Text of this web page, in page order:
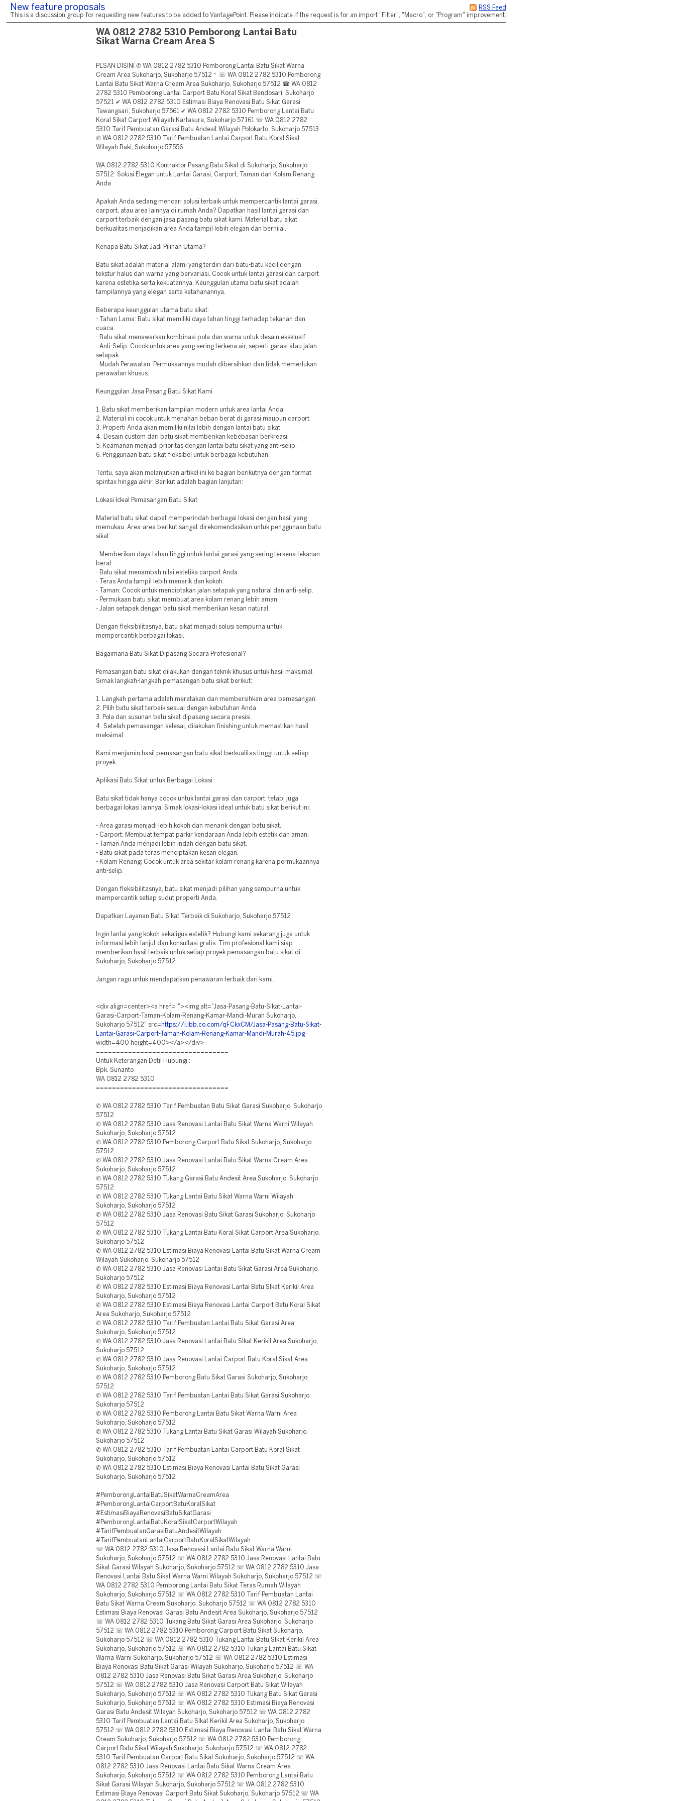
RSS Feed
New feature proposals
This is a discussion group for requesting new features to be added to VantagePoint. Please indicate if the request is for an import "Filter", "Macro", or "Program" improvement.
WA 0812 2782 5310 Pemborong Lantai Batu
Sikat Warna Cream Area S
PESAN DISINI ✆ WA 0812 2782 5310 Pemborong Lantai Batu Sikat Warna
Cream Area Sukoharjo, Sukoharjo 57512 ~ ☏ WA 0812 2782 5310 Pemborong
Lantai Batu Sikat Warna Cream Area Sukoharjo, Sukoharjo 57512 ☎ WA 0812
2782 5310 Pemborong Lantai Carport Batu Koral Sikat Bendosari, Sukoharjo
57521 ✔ WA 0812 2782 5310 Estimasi Biaya Renovasi Batu Sikat Garasi
Tawangsari, Sukoharjo 57561 ✔ WA 0812 2782 5310 Pemborong Lantai Batu
Koral Sikat Carport Wilayah Kartasura, Sukoharjo 57161 ☏ WA 0812 2782
5310 Tarif Pembuatan Garasi Batu Andesit Wilayah Polokarto, Sukoharjo 57513
✆ WA 0812 2782 5310 Tarif Pembuatan Lantai Carport Batu Koral Sikat
Wilayah Baki, Sukoharjo 57556
WA 0812 2782 5310 Kontraktor Pasang Batu Sikat di Sukoharjo, Sukoharjo
57512: Solusi Elegan untuk Lantai Garasi, Carport, Taman dan Kolam Renang
Anda
Apakah Anda sedang mencari solusi terbaik untuk mempercantik lantai garasi,
carport, atau area lainnya di rumah Anda? Dapatkan hasil lantai garasi dan
carport terbaik dengan jasa pasang batu sikat kami. Material batu sikat
berkualitas menjadikan area Anda tampil lebih elegan dan bernilai.
Kenapa Batu Sikat Jadi Pilihan Utama?
Batu sikat adalah material alami yang terdiri dari batu-batu kecil dengan
tekstur halus dan warna yang bervariasi. Cocok untuk lantai garasi dan carport
karena estetika serta kekuatannya. Keunggulan utama batu sikat adalah
tampilannya yang elegan serta ketahanannya.
Beberapa keunggulan utama batu sikat:
- Tahan Lama: Batu sikat memiliki daya tahan tinggi terhadap tekanan dan
cuaca.
- Batu sikat menawarkan kombinasi pola dan warna untuk desain eksklusif.
- Anti-Selip: Cocok untuk area yang sering terkena air, seperti garasi atau jalan
setapak.
- Mudah Perawatan: Permukaannya mudah dibersihkan dan tidak memerlukan
perawatan khusus.
Keunggulan Jasa Pasang Batu Sikat Kami
1. Batu sikat memberikan tampilan modern untuk area lantai Anda.
2. Material ini cocok untuk menahan beban berat di garasi maupun carport.
3. Properti Anda akan memiliki nilai lebih dengan lantai batu sikat.
4. Desain custom dari batu sikat memberikan kebebasan berkreasi.
5. Keamanan menjadi prioritas dengan lantai batu sikat yang anti-selip.
6. Penggunaan batu sikat fleksibel untuk berbagai kebutuhan.
Tentu, saya akan melanjutkan artikel ini ke bagian berikutnya dengan format
spintax hingga akhir. Berikut adalah bagian lanjutan:
Lokasi Ideal Pemasangan Batu Sikat
Material batu sikat dapat memperindah berbagai lokasi dengan hasil yang
memukau. Area-area berikut sangat direkomendasikan untuk penggunaan batu
sikat:
- Memberikan daya tahan tinggi untuk lantai garasi yang sering terkena tekanan
berat.
- Batu sikat menambah nilai estetika carport Anda.
- Teras Anda tampil lebih menarik dan kokoh.
- Taman: Cocok untuk menciptakan jalan setapak yang natural dan anti-selip.
- Permukaan batu sikat membuat area kolam renang lebih aman.
- Jalan setapak dengan batu sikat memberikan kesan natural.
Dengan fleksibilitasnya, batu sikat menjadi solusi sempurna untuk
mempercantik berbagai lokasi.
Bagaimana Batu Sikat Dipasang Secara Profesional?
Pemasangan batu sikat dilakukan dengan teknik khusus untuk hasil maksimal.
Simak langkah-langkah pemasangan batu sikat berikut:
1. Langkah pertama adalah meratakan dan membersihkan area pemasangan.
2. Pilih batu sikat terbaik sesuai dengan kebutuhan Anda.
3. Pola dan susunan batu sikat dipasang secara presisi.
4. Setelah pemasangan selesai, dilakukan finishing untuk memastikan hasil
maksimal.
Kami menjamin hasil pemasangan batu sikat berkualitas tinggi untuk setiap
proyek.
Aplikasi Batu Sikat untuk Berbagai Lokasi
Batu sikat tidak hanya cocok untuk lantai garasi dan carport, tetapi juga
berbagai lokasi lainnya. Simak lokasi-lokasi ideal untuk batu sikat berikut ini:
- Area garasi menjadi lebih kokoh dan menarik dengan batu sikat.
- Carport: Membuat tempat parkir kendaraan Anda lebih estetik dan aman.
- Taman Anda menjadi lebih indah dengan batu sikat.
- Batu sikat pada teras menciptakan kesan elegan.
- Kolam Renang: Cocok untuk area sekitar kolam renang karena permukaannya
anti-selip.
Dengan fleksibilitasnya, batu sikat menjadi pilihan yang sempurna untuk
mempercantik setiap sudut properti Anda.
Dapatkan Layanan Batu Sikat Terbaik di Sukoharjo, Sukoharjo 57512
Ingin lantai yang kokoh sekaligus estetik? Hubungi kami sekarang juga untuk
informasi lebih lanjut dan konsultasi gratis. Tim profesional kami siap
memberikan hasil terbaik untuk setiap proyek pemasangan batu sikat di
Sukoharjo, Sukoharjo 57512.
Jangan ragu untuk mendapatkan penawaran terbaik dari kami.
<div align=center><a href=""><img alt="Jasa-Pasang-Batu-Sikat-Lantai-
Garasi-Carport-Taman-Kolam-Renang-Kamar-Mandi-Murah Sukoharjo,
Sukoharjo 57512" src= https://i.ibb.co.com/qFCkxCM/Jasa-Pasang-Batu-Sikat-
Lantai-Garasi-Carport-Taman-Kolam-Renang-Kamar-Mandi-Murah-45.jpg
width=400 height=400></a></div>
=================================
Untuk Keterangan Detil Hubungi :
Bpk. Sunanto
WA 0812 2782 5310
=================================
✆ WA 0812 2782 5310 Tarif Pembuatan Batu Sikat Garasi Sukoharjo, Sukoharjo
57512
✆ WA 0812 2782 5310 Jasa Renovasi Lantai Batu Sikat Warna Warni Wilayah
Sukoharjo, Sukoharjo 57512
✆ WA 0812 2782 5310 Pemborong Carport Batu Sikat Sukoharjo, Sukoharjo
57512
✆ WA 0812 2782 5310 Jasa Renovasi Lantai Batu Sikat Warna Cream Area
Sukoharjo, Sukoharjo 57512
✆ WA 0812 2782 5310 Tukang Garasi Batu Andesit Area Sukoharjo, Sukoharjo
57512
✆ WA 0812 2782 5310 Tukang Lantai Batu Sikat Warna Warni Wilayah
Sukoharjo, Sukoharjo 57512
✆ WA 0812 2782 5310 Jasa Renovasi Batu Sikat Garasi Sukoharjo, Sukoharjo
57512
✆ WA 0812 2782 5310 Tukang Lantai Batu Koral Sikat Carport Area Sukoharjo,
Sukoharjo 57512
✆ WA 0812 2782 5310 Estimasi Biaya Renovasi Lantai Batu Sikat Warna Cream
Wilayah Sukoharjo, Sukoharjo 57512
✆ WA 0812 2782 5310 Jasa Renovasi Lantai Batu Sikat Garasi Area Sukoharjo,
Sukoharjo 57512
✆ WA 0812 2782 5310 Estimasi Biaya Renovasi Lantai Batu SIkat Kerikil Area
Sukoharjo, Sukoharjo 57512
✆ WA 0812 2782 5310 Estimasi Biaya Renovasi Lantai Carport Batu Koral Sikat
Area Sukoharjo, Sukoharjo 57512
✆ WA 0812 2782 5310 Tarif Pembuatan Lantai Batu Sikat Garasi Area
Sukoharjo, Sukoharjo 57512
✆ WA 0812 2782 5310 Jasa Renovasi Lantai Batu SIkat Kerikil Area Sukoharjo,
Sukoharjo 57512
✆ WA 0812 2782 5310 Jasa Renovasi Lantai Carport Batu Koral Sikat Area
Sukoharjo, Sukoharjo 57512
✆ WA 0812 2782 5310 Pemborong Batu Sikat Garasi Sukoharjo, Sukoharjo
57512
✆ WA 0812 2782 5310 Tarif Pembuatan Lantai Batu Sikat Garasi Sukoharjo,
Sukoharjo 57512
✆ WA 0812 2782 5310 Pemborong Lantai Batu Sikat Warna Warni Area
Sukoharjo, Sukoharjo 57512
✆ WA 0812 2782 5310 Tukang Lantai Batu Sikat Garasi Wilayah Sukoharjo,
Sukoharjo 57512
✆ WA 0812 2782 5310 Tarif Pembuatan Lantai Carport Batu Koral Sikat
Sukoharjo, Sukoharjo 57512
✆ WA 0812 2782 5310 Estimasi Biaya Renovasi Lantai Batu Sikat Garasi
Sukoharjo, Sukoharjo 57512
#PemborongLantaiBatuSikatWarnaCreamArea
#PemborongLantaiCarportBatuKoralSikat
#EstimasiBiayaRenovasiBatuSikatGarasi
#PemborongLantaiBatuKoralSikatCarportWilayah
#TarifPembuatanGarasiBatuAndesitWilayah
#TarifPembuatanLantaiCarportBatuKoralSikatWilayah
☏ WA 0812 2782 5310 Jasa Renovasi Lantai Batu Sikat Warna Warni
Sukoharjo, Sukoharjo 57512 ☏ WA 0812 2782 5310 Jasa Renovasi Lantai Batu
Sikat Garasi Wilayah Sukoharjo, Sukoharjo 57512 ☏ WA 0812 2782 5310 Jasa
Renovasi Lantai Batu Sikat Warna Warni Wilayah Sukoharjo, Sukoharjo 57512 ☏
WA 0812 2782 5310 Pemborong Lantai Batu Sikat Teras Rumah Wilayah
Sukoharjo, Sukoharjo 57512 ☏ WA 0812 2782 5310 Tarif Pembuatan Lantai
Batu Sikat Warna Cream Sukoharjo, Sukoharjo 57512 ☏ WA 0812 2782 5310
Estimasi Biaya Renovasi Garasi Batu Andesit Area Sukoharjo, Sukoharjo 57512
☏ WA 0812 2782 5310 Tukang Batu Sikat Garasi Area Sukoharjo, Sukoharjo
57512 ☏ WA 0812 2782 5310 Pemborong Carport Batu Sikat Sukoharjo,
Sukoharjo 57512 ☏ WA 0812 2782 5310 Tukang Lantai Batu SIkat Kerikil Area
Sukoharjo, Sukoharjo 57512 ☏ WA 0812 2782 5310 Tukang Lantai Batu Sikat
Warna Warni Sukoharjo, Sukoharjo 57512 ☏ WA 0812 2782 5310 Estimasi
Biaya Renovasi Batu Sikat Garasi Wilayah Sukoharjo, Sukoharjo 57512 ☏ WA
0812 2782 5310 Jasa Renovasi Batu Sikat Garasi Area Sukoharjo, Sukoharjo
57512 ☏ WA 0812 2782 5310 Jasa Renovasi Carport Batu Sikat Wilayah
Sukoharjo, Sukoharjo 57512 ☏ WA 0812 2782 5310 Tukang Batu Sikat Garasi
Sukoharjo, Sukoharjo 57512 ☏ WA 0812 2782 5310 Estimasi Biaya Renovasi
Garasi Batu Andesit Wilayah Sukoharjo, Sukoharjo 57512 ☏ WA 0812 2782
5310 Tarif Pembuatan Lantai Batu SIkat Kerikil Area Sukoharjo, Sukoharjo
57512 ☏ WA 0812 2782 5310 Estimasi Biaya Renovasi Lantai Batu Sikat Warna
Cream Sukoharjo, Sukoharjo 57512 ☏ WA 0812 2782 5310 Pemborong
Carport Batu Sikat Wilayah Sukoharjo, Sukoharjo 57512 ☏ WA 0812 2782
5310 Tarif Pembuatan Carport Batu Sikat Sukoharjo, Sukoharjo 57512 ☏ WA
0812 2782 5310 Jasa Renovasi Lantai Batu Sikat Warna Cream Area
Sukoharjo, Sukoharjo 57512 ☏ WA 0812 2782 5310 Pemborong Lantai Batu
Sikat Garasi Wilayah Sukoharjo, Sukoharjo 57512 ☏ WA 0812 2782 5310
Estimasi Biaya Renovasi Carport Batu Sikat Sukoharjo, Sukoharjo 57512 ☏ WA